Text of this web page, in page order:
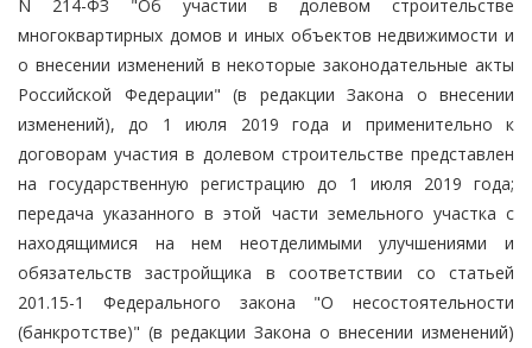
N 214-ФЗ "Об участии в долевом строительстве
многоквартирных домов и иных объектов недвижимости и
о внесении изменений в некоторые законодательные акты
Российской Федерации" (в редакции Закона о внесении
изменений), до 1 июля 2019 года и применительно к
договорам участия в долевом строительстве представлен
на государственную регистрацию до 1 июля 2019 года;
передача указанного в этой части земельного участка с
находящимися на нем неотделимыми улучшениями и
обязательств застройщика в соответствии со статьей
201.15-1 Федерального закона "О несостоятельности
(банкротстве)" (в редакции Закона о внесении изменений)